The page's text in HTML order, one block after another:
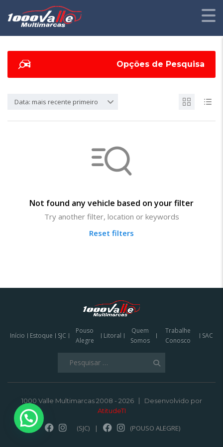
Opções de Pesquisa
Data: mais recente primeiro
Not found any vehicle based on your filter
Try another filter, location or keywords
Reset filters
Início Estoque SJC
Pouso
Alegre
Litoral
Quem
Somos
Trabalhe
Conosco
SAC
1000 Valle Multimarcas 2008 - 2026
Desenvolvido por
AtitudeTI
(SJC) | (POUSO ALEGRE)